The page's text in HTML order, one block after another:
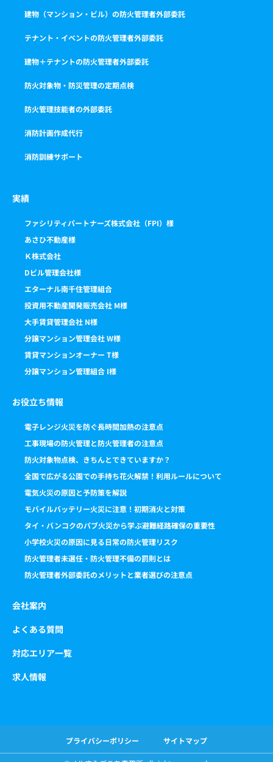
建物（マンション・ビル）の防火管理者外部委託
テナント・イベントの防火管理者外部委託
建物＋テナントの防火管理者外部委託
防火対象物・防災管理の定期点検
防火管理技能者の外部委託
消防計画作成代行
消防訓練サポート
実績
ファシリティパートナーズ株式会社（FPI）様
あさひ不動産様
Ｋ株式会社
Dビル管理会社様
エターナル南千住管理組合
投資用不動産開発販売会社 M様
大手賃貸管理会社 N様
分譲マンション管理会社 W様
賃貸マンションオーナー T様
分譲マンション管理組合 I様
お役立ち情報
電子レンジ火災を防ぐ長時間加熱の注意点
工事現場の防火管理と防火管理者の注意点
防火対象物点検、きちんとできていますか？
全国で広がる公園での手持ち花火解禁！利用ルールについて
電気火災の原因と予防策を解説
モバイルバッテリー火災に注意！初期消火と対策
タイ・バンコクのパブ火災から学ぶ避難経路確保の重要性
小学校火災の原因に見る日常の防火管理リスク
防火管理者未選任・防火管理不備の罰則とは
防火管理者外部委託のメリットと業者選びの注意点
会社案内
よくある質問
対応エリア一覧
求人情報
プライバシーポリシー サイトマップ